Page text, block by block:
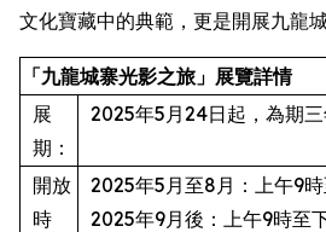
文化寶藏中的典範，更是開展九龍
「九龍城寨光影之旅」展覽詳情
展
期：
2025年5月24日起，為期
開放
時
2025年5月至8月：上午9
2025年9月後：上午9時至